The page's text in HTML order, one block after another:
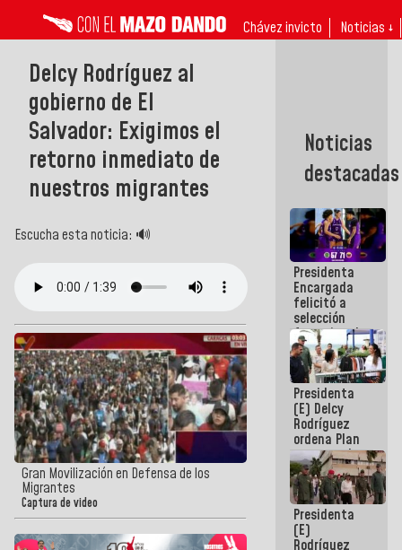
Chávez invicto Noticias ↓
Delcy Rodríguez al
gobierno de El
Salvador: Exigimos el
retorno inmediato de
nuestros migrantes
Escucha esta noticia: 🔊
Gran Movilización en Defensa de los
Migrantes
Captura de video
Noticias
destacadas
Presidenta
Encargada
felicitó a
selección
femenina de
baloncesto
por su
clasificación
a la
AmeriCup
2027
Presidenta
(E) Delcy
Rodríguez
ordena Plan
maestro de
desarrollo
logístico y
turístico
para La
Guaira
Presidenta
(E)
Rodríguez